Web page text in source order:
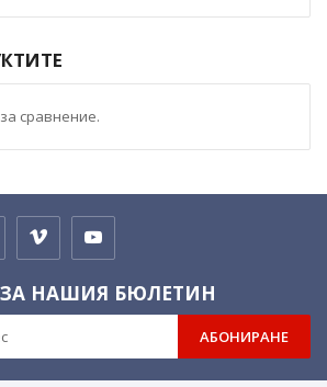
сравнение.
НАШИЯ БЮЛЕТИН
АБОНИРАНЕ